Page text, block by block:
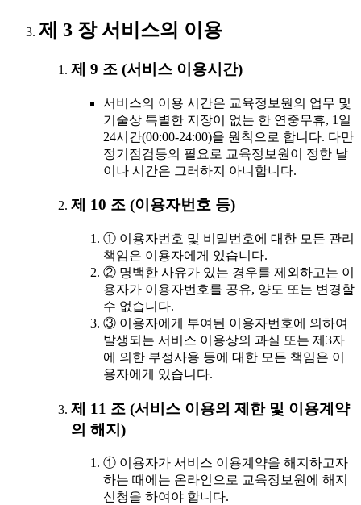
제 3 장 서비스의 이용
제 9 조 (서비스 이용시간)
서비스의 이용 시간은 교육정보원의 업무 및
기술상 특별한 지장이 없는 한 연중무휴, 1일
24시간(00:00-24:00)을 원칙으로 합니다. 다만
정기점검등의 필요로 교육정보원이 정한 날
이나 시간은 그러하지 아니합니다.
제 10 조 (이용자번호 등)
① 이용자번호 및 비밀번호에 대한 모든 관리
책임은 이용자에게 있습니다.
② 명백한 사유가 있는 경우를 제외하고는 이
용자가 이용자번호를 공유, 양도 또는 변경할
수 없습니다.
③ 이용자에게 부여된 이용자번호에 의하여
발생되는 서비스 이용상의 과실 또는 제3자
에 의한 부정사용 등에 대한 모든 책임은 이
용자에게 있습니다.
제 11 조 (서비스 이용의 제한 및 이용계약
의 해지)
① 이용자가 서비스 이용계약을 해지하고자
하는 때에는 온라인으로 교육정보원에 해지
신청을 하여야 합니다.